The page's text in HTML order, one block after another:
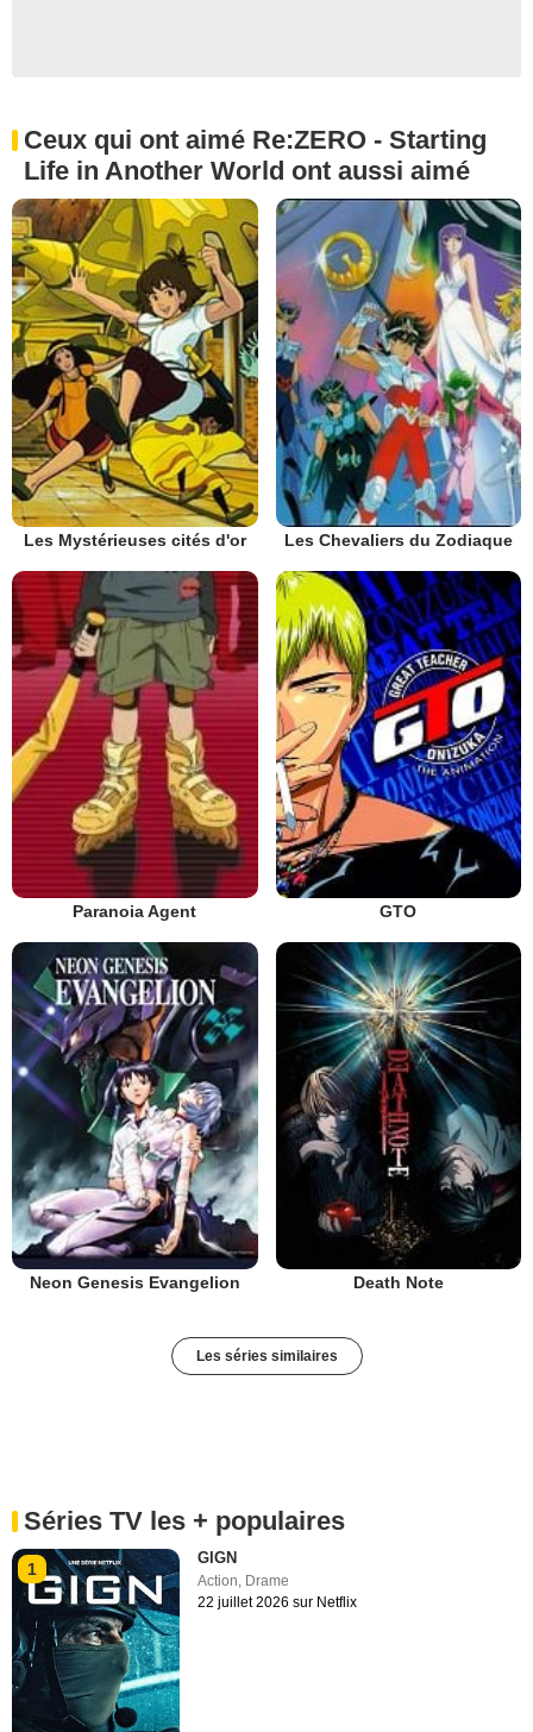
Ceux qui ont aimé Re:ZERO - Starting
Life in Another World ont aussi aimé
Les Mystérieuses cités d'or Les Chevaliers du Zodiaque
Paranoia Agent GTO
Neon Genesis Evangelion Death Note
Les séries similaires
Séries TV les + populaires
1
GIGN
Action, Drame
22 juillet 2026 sur Netflix